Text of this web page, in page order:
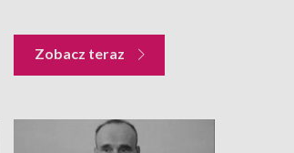
Zobacz teraz